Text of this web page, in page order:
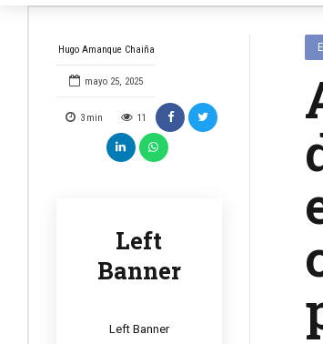
Hugo Amanque Chaiña
mayo 25, 2025
3 min 11
Left
Banner
Left Banner